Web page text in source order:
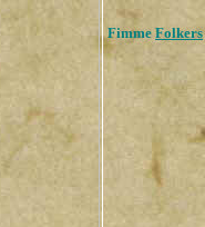
Fimme Folkers